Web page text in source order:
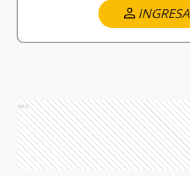
INGRESA
Ads